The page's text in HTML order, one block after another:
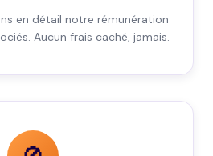
en détail notre rémunération
Aucun frais caché, jamais.